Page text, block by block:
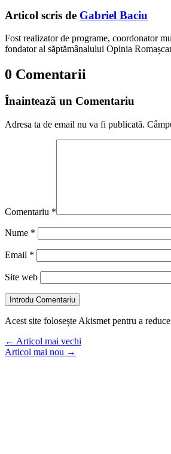
Articol scris de Gabriel Baciu
Fost realizator de programe, coordonator
fondator al săptămânalului Opinia
0 Comentarii
Înaintează un Comentariu
Adresa ta de email nu va fi publicată.
Comentariu *
Nume *
Email *
Site web
Introdu Comentariu
Acest site folosește Akismet pentru a
← Articol mai vechi
Articol mai nou →